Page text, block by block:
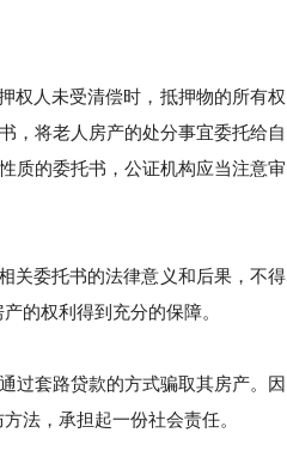
权人未受清偿时，抵押物的所有权
，将老人房产的处分事宜委托给自
质的委托书，公证机构应当注意审
关委托书的法律意义和后果，不得
的权利得到充分的保障。
过套路贷款的方式骗取其房产。因
法，承担起一份社会责任。